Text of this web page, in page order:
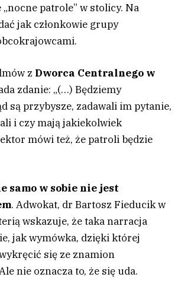
patrole” w stolicy. Na
jak członkowie grupy
z Dworca Centralnego w
zdanie: „(…) Będziemy
są przybysze, zadawali im pytanie,
i czy mają jakiekolwiek
mówi też, że patroli będzie
samo w sobie nie jest
. Adwokat, dr Bartosz Fieducik w
wskazuje, że taka narracja
jak wymówka, dzięki której
się ze znamion
nie oznacza to, że się uda.